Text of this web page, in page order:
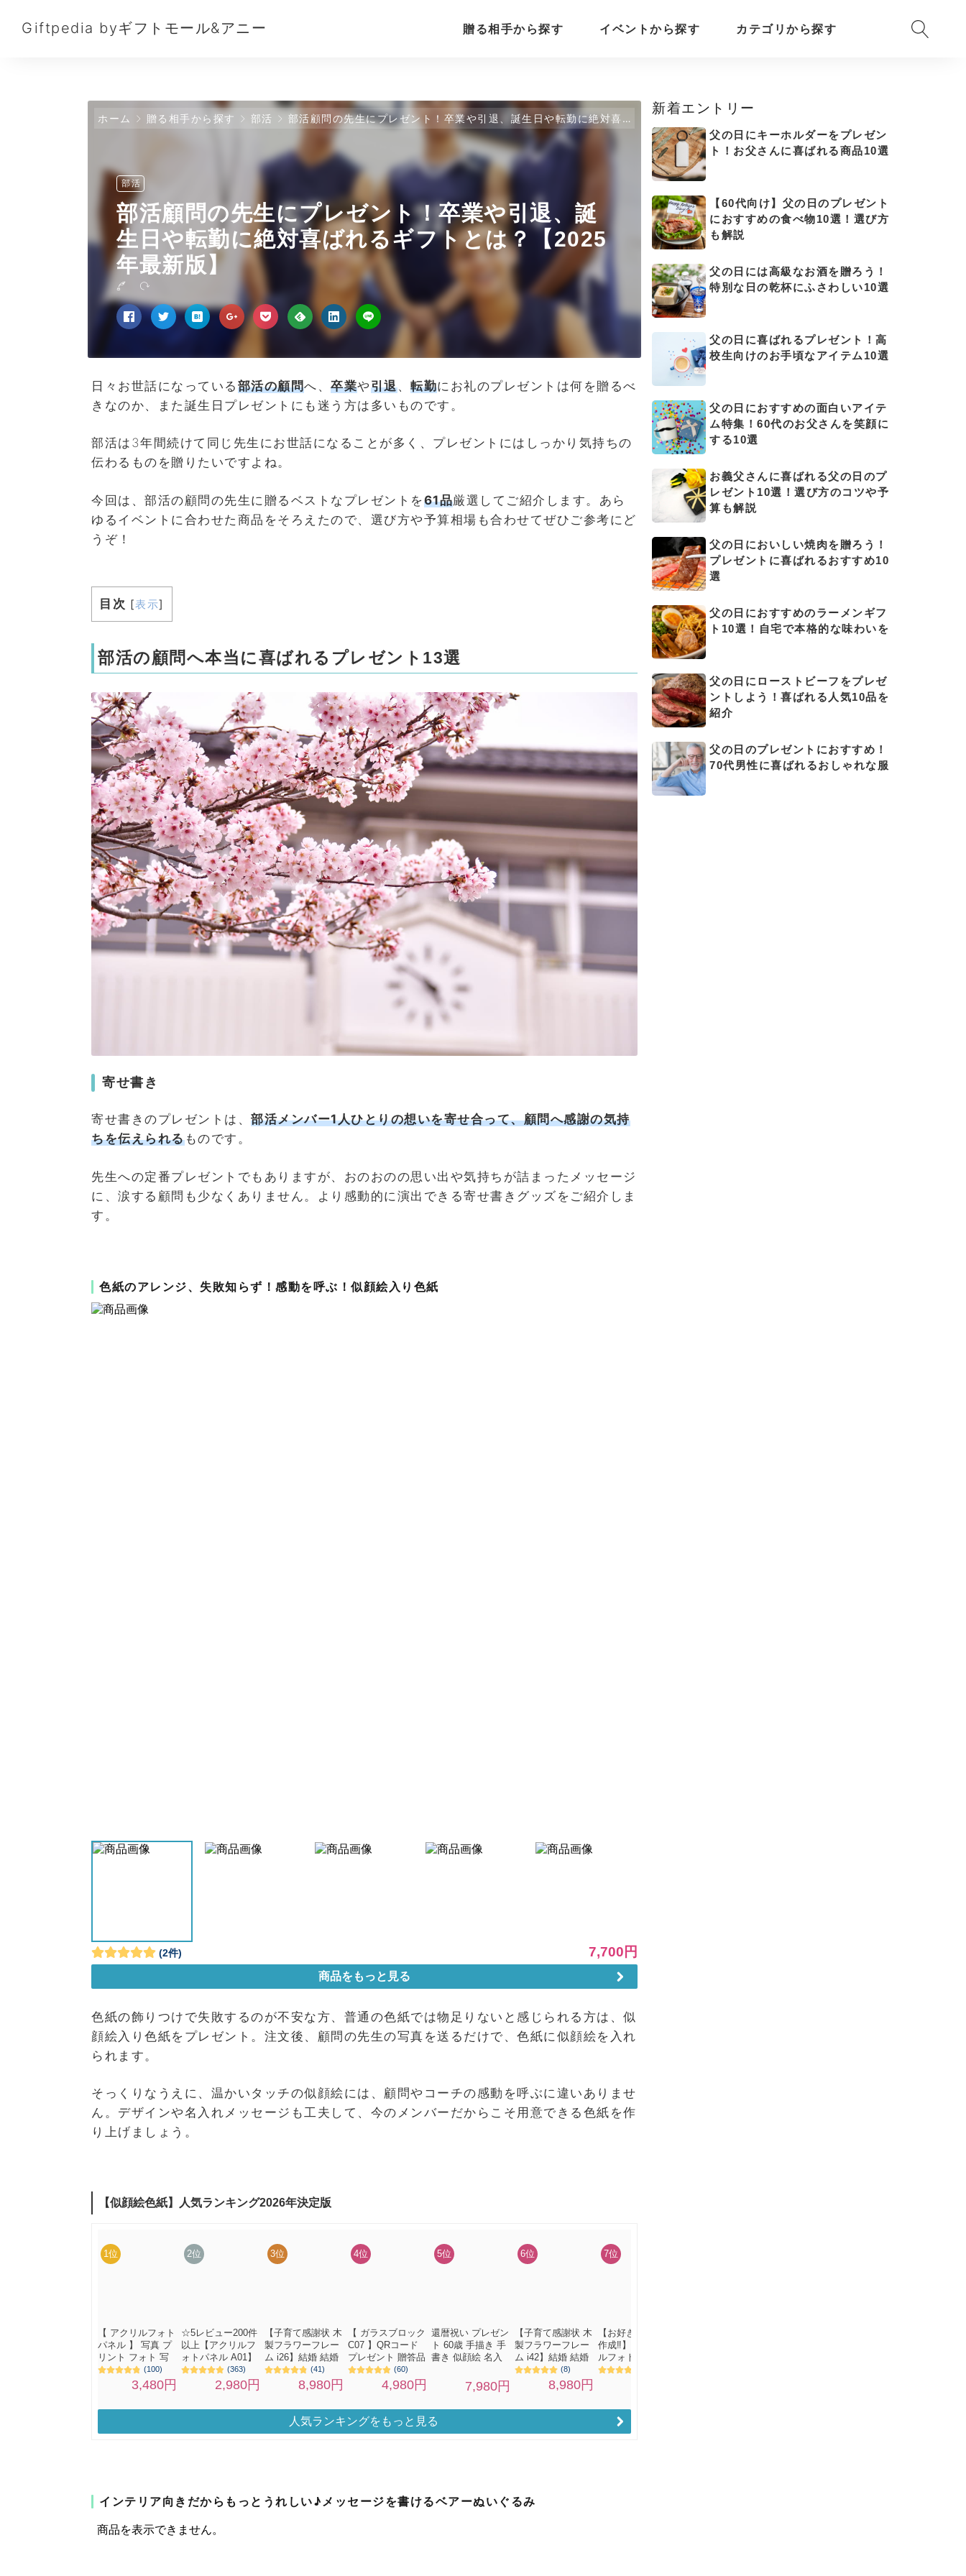
Giftpedia byギフトモール&アニー 贈る相手から探す イベントから探す カテゴリから探す
ホーム 贈る相手から探す 部活 部活顧問の先生にプレゼント！卒業や引退、誕生日や転勤に絶対喜ばれるギフトとは？【2025年最新版】
部活
部活顧問の先生にプレゼント！卒業や引退、誕
生日や転勤に絶対喜ばれるギフトとは？【2025
年最新版】
日々お世話になっている 部活の顧問へ、 卒業や引退、 転勤にお礼のプレゼントは何を贈るべ
きなのか、また誕生日プレゼントにも迷う方は多いものです。
部活は3年間続けて同じ先生にお世話になることが多く、プレゼントにはしっかり気持ちの
伝わるものを贈りたいですよね。
今回は、部活の顧問の先生に贈るベストなプレゼントを61品厳選してご紹介します。あら
ゆるイベントに合わせた商品をそろえたので、選び方や予算相場も合わせてぜひご参考にど
うぞ！
目次 [表示]
部活の顧問へ本当に喜ばれるプレゼント13選
寄せ書き
寄せ書きのプレゼントは、 部活メンバー1人ひとりの想いを寄せ合って、顧問へ感謝の気持
ちを伝えられるものです。
先生への定番プレゼントでもありますが、おのおのの思い出や気持ちが詰まったメッセージ
に、涙する顧問も少なくありません。より感動的に演出できる寄せ書きグッズをご紹介しま
す。
色紙のアレンジ、失敗知らず！感動を呼ぶ！似顔絵入り色紙
色紙の飾りつけで失敗するのが不安な方、普通の色紙では物足りないと感じられる方は、似
顔絵入り色紙をプレゼント。注文後、顧問の先生の写真を送るだけで、色紙に似顔絵を入れ
られます。
そっくりなうえに、温かいタッチの似顔絵には、顧問やコーチの感動を呼ぶに違いありませ
ん。デザインや名入れメッセージも工夫して、今のメンバーだからこそ用意できる色紙を作
り上げましょう。
人気ランキングをもっと見る
インテリア向きだからもっとうれしい♪メッセージを書けるベアーぬいぐるみ
新着エントリー
父の日にキーホルダーをプレゼン
ト！お父さんに喜ばれる商品10選
【60代向け】父の日のプレゼント
におすすめの食べ物10選！選び方
も解説
父の日には高級なお酒を贈ろう！
特別な日の乾杯にふさわしい10選
父の日に喜ばれるプレゼント！高
校生向けのお手頃なアイテム10選
父の日におすすめの面白いアイテ
ム特集！60代のお父さんを笑顔に
する10選
お義父さんに喜ばれる父の日のプ
レゼント10選！選び方のコツや予
算も解説
父の日においしい焼肉を贈ろう！
プレゼントに喜ばれるおすすめ10
選
父の日におすすめのラーメンギフ
ト10選！自宅で本格的な味わいを
父の日にローストビーフをプレゼ
ントしよう！喜ばれる人気10品を
紹介
父の日のプレゼントにおすすめ！
70代男性に喜ばれるおしゃれな服